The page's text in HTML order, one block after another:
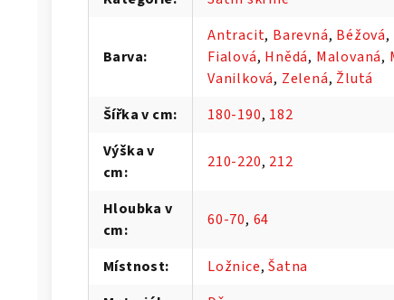
Barva:
Antracit, Barevná, Béžová,
Fialová, Hnědá, Malovaná,
Vanilková, Zelená, Žlutá
Šířka v cm: 180-190, 182
Výška v
cm:
210-220, 212
Hloubka v
cm:
60-70, 64
Místnost: Ložnice,Šatna